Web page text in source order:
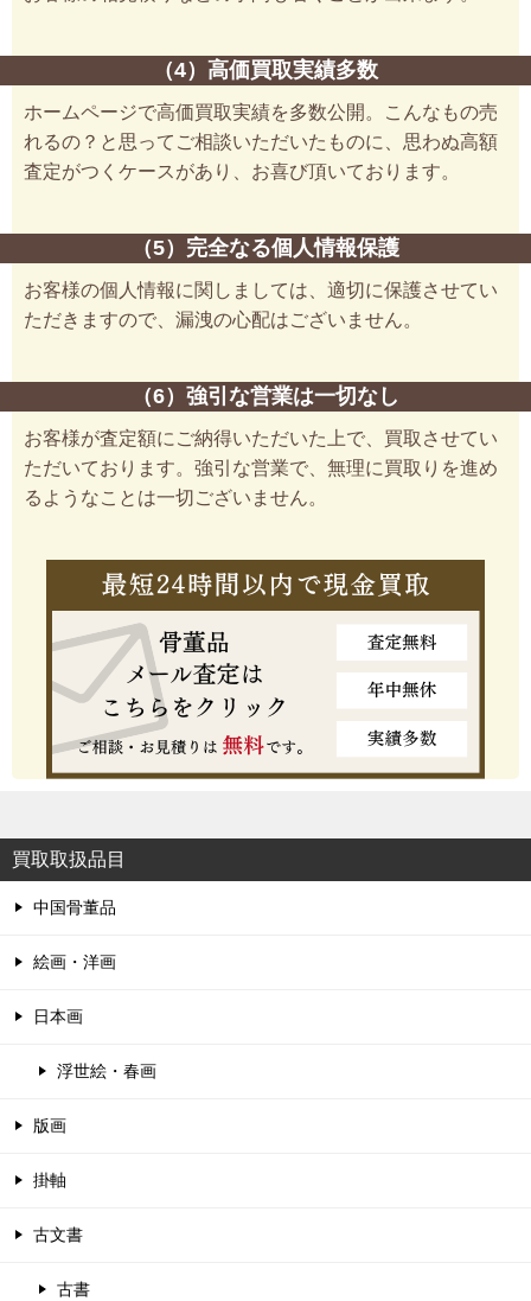
（4）高価買取実績多数
ホームページで高価買取実績を多数公開。こんなもの売
れるの？と思ってご相談いただいたものに、思わぬ高額
査定がつくケースがあり、お喜び頂いております。
（5）完全なる個人情報保護
お客様の個人情報に関しましては、適切に保護させてい
ただきますので、漏洩の心配はございません。
（6）強引な営業は一切なし
お客様が査定額にご納得いただいた上で、買取させてい
ただいております。強引な営業で、無理に買取りを進め
るようなことは一切ございません。
買取取扱品目
中国骨董品
絵画・洋画
日本画
浮世絵・春画
版画
掛軸
古文書
古書